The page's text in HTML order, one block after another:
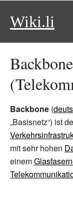
Wiki.li
Backbone
Backbone (
„Basisnetz“) ist
mit sehr hohen
einem